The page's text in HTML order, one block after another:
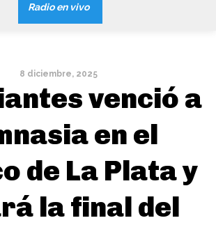
Radio en vivo
8 diciembre, 2025
venció a
en el
de La Plata y
la final del